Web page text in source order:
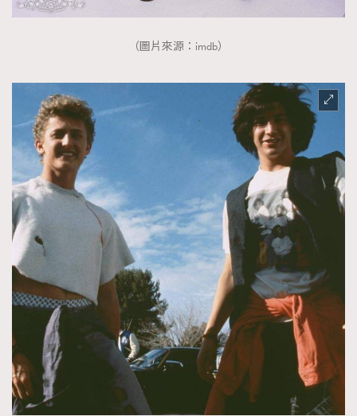
（圖片來源：imdb）